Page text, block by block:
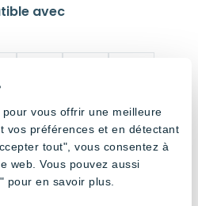
vous offrir une meilleure
vos préférences et en détectant
tout", vous consentez à
web. Vous pouvez aussi
pour en savoir plus.
avec
AWC –
Tubes
Haute
luminosi
té
AWC –
Tubes
luminosi
té
AWC –
Tubes
(6x18W)
– 8′